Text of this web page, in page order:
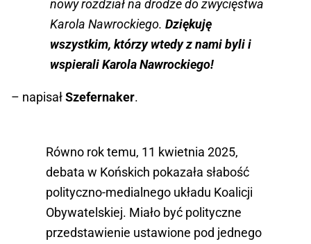
nowy rozdział na drodze do zwycięstwa
Karola Nawrockiego. Dziękuję
wszystkim, którzy wtedy z nami byli i
wspierali Karola Nawrockiego!
– napisałSzefernaker.
Równo rok temu, 11 kwietnia 2025,
debata w Końskich pokazała słabość
polityczno-medialnego układu Koalicji
Obywatelskiej. Miało być polityczne
przedstawienie ustawione pod jednego